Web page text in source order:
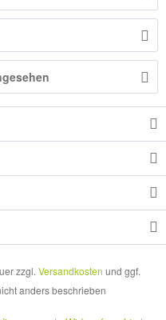
zzgl. Versandkosten und ggf.
anders beschrieben